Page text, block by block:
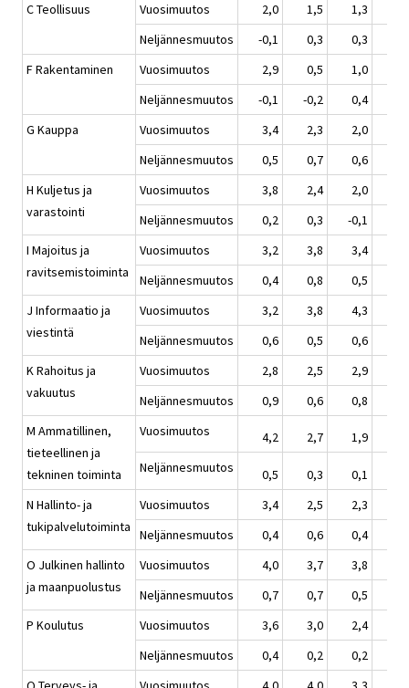
C Teollisuus
Vuosimuutos 2,0 1,5 1,3
Neljännesmuutos
-0,1 0,3 0,3
F Rakentaminen
Vuosimuutos 2,9 0,5 1,0
Neljännesmuutos
-0,1 -0,2 0,4
G Kauppa
Vuosimuutos 3,4 2,3 2,0
Neljännesmuutos
0,5 0,7 0,6
H Kuljetus ja
varastointi
Vuosimuutos 3,8 2,4 2,0
Neljännesmuutos
0,2 0,3 -0,1
I Majoitus ja
ravitsemistoiminta
Vuosimuutos 3,2 3,8 3,4
Neljännesmuutos
0,4 0,8 0,5
J Informaatio ja
viestintä
Vuosimuutos 3,2 3,8 4,3
Neljännesmuutos
0,6 0,5 0,6
K Rahoitus ja
vakuutus
Vuosimuutos 2,8 2,5 2,9
Neljännesmuutos
0,9 0,6 0,8
M Ammatillinen,
tieteellinen ja
tekninen toiminta
Vuosimuutos 4,2 2,7 1,9
Neljännesmuutos
0,5 0,3 0,1
N Hallinto- ja
tukipalvelutoiminta
Vuosimuutos 3,4 2,5 2,3
Neljännesmuutos
0,4 0,6 0,4
O Julkinen hallinto
ja maanpuolustus
Vuosimuutos 4,0 3,7 3,8
Neljännesmuutos
0,7 0,7 0,5
P Koulutus
Vuosimuutos 3,6 3,0 2,4
Neljännesmuutos
0,4 0,2 0,2